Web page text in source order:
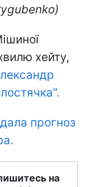
хейту,
дала прогноз
на